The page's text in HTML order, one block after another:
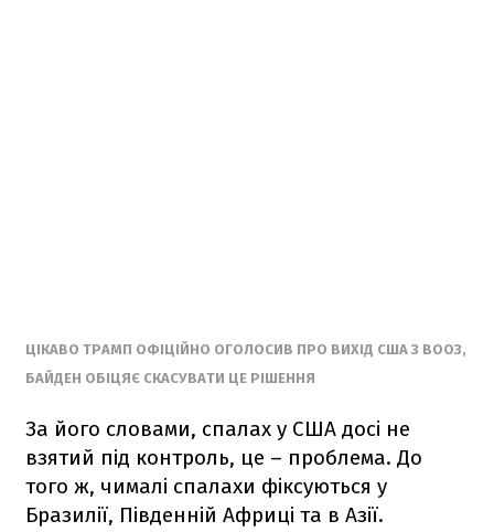
ЦІКАВО ТРАМП ОФІЦІЙНО ОГОЛОСИВ ПРО ВИХІД США З ВООЗ,
БАЙДЕН ОБІЦЯЄ СКАСУВАТИ ЦЕ РІШЕННЯ
За його словами, спалах у США досі не
взятий під контроль, це – проблема. До
того ж, чималі спалахи фіксуються у
Бразилії, Південній Африці та в Азії.